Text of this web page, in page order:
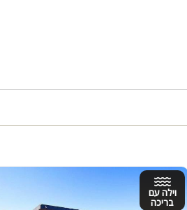
וילה עם
בריכה